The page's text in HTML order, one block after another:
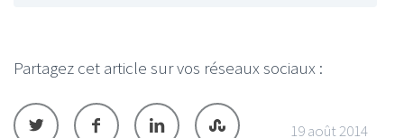
Partagez cet article sur vos réseaux sociaux :
19 août 2014